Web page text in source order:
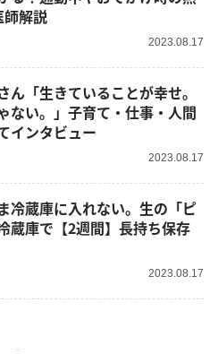
師解説
2023.08.17
ん「生きていることが幸せ。
ない。」子育て・仕事・人間
インタビュー
2023.08.17
冷蔵庫に入れない。生の「ピ
蔵庫で【2週間】長持ち保存
2023.08.17